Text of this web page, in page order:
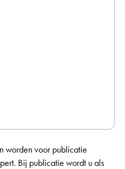
worden voor publicatie
Bij publicatie wordt u als